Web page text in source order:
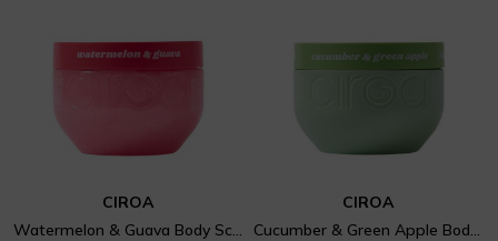
CIROA
Watermelon & Guava Body Scrub
CIROA
Cucumber & Green Apple Body Butter